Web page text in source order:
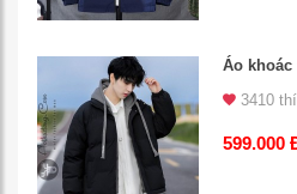
Áo khoác
3410
599.000